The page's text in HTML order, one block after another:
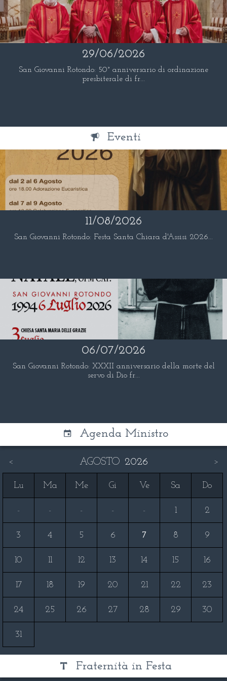
29/06/2026
San Giovanni Rotondo: 50° anniversario di ordinazione
presbiterale di fr...
Eventi
11/08/2026
San Giovanni Rotondo: Festa Santa Chiara d'Assisi 2026...
06/07/2026
San Giovanni Rotondo: XXXII anniversario della morte del
servo di Dio fr...
Agenda Ministro
< AGOSTO 2026 >
Lu Ma Me Gi Ve Sa Do
- - - - - 1 2
3 4 5 6 7 8 9
10 11 12 13 14 15 16
17 18 19 20 21 22 23
24 25 26 27 28 29 30
31
Fraternità in Festa